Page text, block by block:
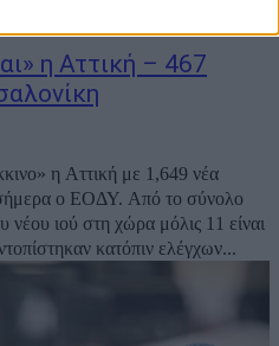
η Αττική – 467
η Αττική με 1,649 νέα
ο ΕΟΔΥ. Από το σύνολο
ιού στη χώρα μόλις 11 είναι
κατόπιν ελέγχων...